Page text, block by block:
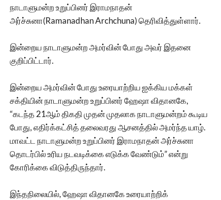
நாடாளுமன்ற உறுப்பினர் இராமநாதன்
அர்ச்சுனா(Ramanadhan Archchuna) தெரிவித்துள்ளார்.
இன்றைய நாடாளுமன்ற அமர்வின் போது அவர் இதனை
குறிப்பிட்டார்.
இன்றைய அமர்வின் போது உரையாற்றிய ஐக்கிய மக்கள்
சக்தியின் நாடாளுமன்ற உறுப்பினர் ஹேஷா விதானகே,
“கடந்த 21ஆம் திகதி முதன் முதலாக நாடாளுமன்றம் கூடிய
போது, எதிர்க்கட்சித் தலைவரது ஆசனத்தில் அமர்ந்த யாழ்.
மாவட்ட நாடாளுமன்ற உறுப்பினர் இராமநாதன் அர்ச்சுனா
தொடர்பில் உரிய நடவடிக்கை எடுக்க வேண்டும்” என்று
கோரிக்கை விடுத்திருந்தார்.
இந்தநிலையில், ஹேஷா விதானகே உரையாற்றிக்